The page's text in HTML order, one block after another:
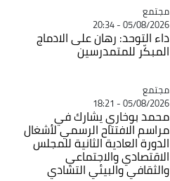
Catégorie
مجتمع
05/08/2026 - 20:34
داء التوحد: رهان على الادماج
المبكّر للمتمدرسين
Catégorie
مجتمع
05/08/2026 - 18:21
محمد بوخاري يشارك في
مراسم الافتتاح الرسمي لأشغال
الدورة العادية الثانية للمجلس
الاقتصادي والاجتماعي
والثقافي والبيئي التشادي